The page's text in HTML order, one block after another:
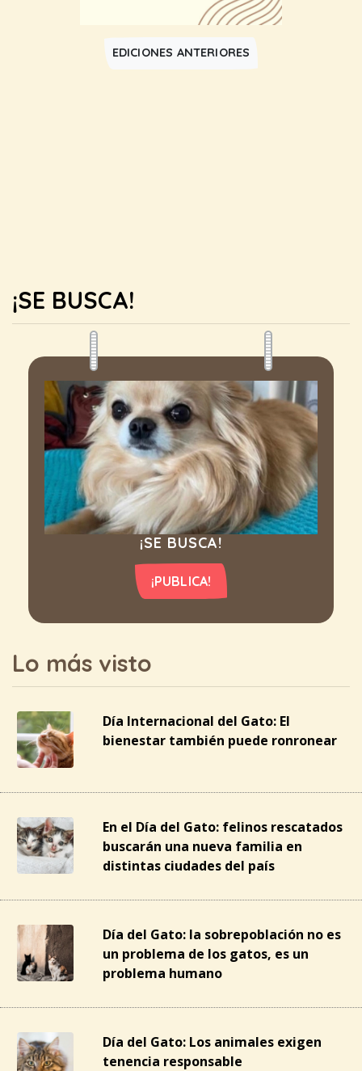
EDICIONES ANTERIORES
¡SE BUSCA!
¡SE BUSCA!
¡PUBLICA!
Lo más visto
Día Internacional del Gato: El
bienestar también puede ronronear
En el Día del Gato: felinos rescatados
buscarán una nueva familia en
distintas ciudades del país
Día del Gato: la sobrepoblación no es
un problema de los gatos, es un
problema humano
Día del Gato: Los animales exigen
tenencia responsable